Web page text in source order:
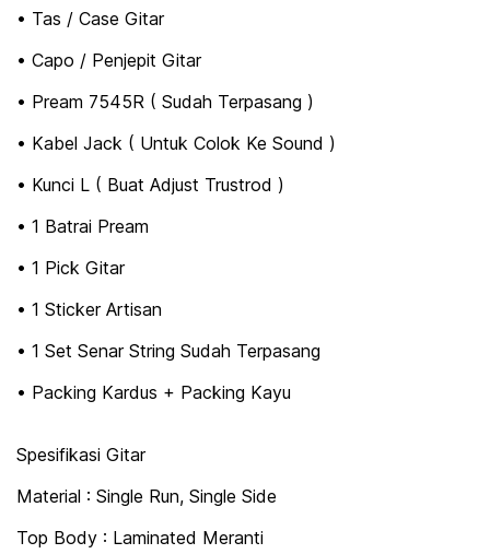
• Tas / Case Gitar
• Capo / Penjepit Gitar
• Pream 7545R ( Sudah Terpasang )
• Kabel Jack ( Untuk Colok Ke Sound )
• Kunci L ( Buat Adjust Trustrod )
• 1 Batrai Pream
• 1 Pick Gitar
• 1 Sticker Artisan
• 1 Set Senar String Sudah Terpasang
• Packing Kardus + Packing Kayu
Spesifikasi Gitar
Material : Single Run, Single Side
Top Body : Laminated Meranti